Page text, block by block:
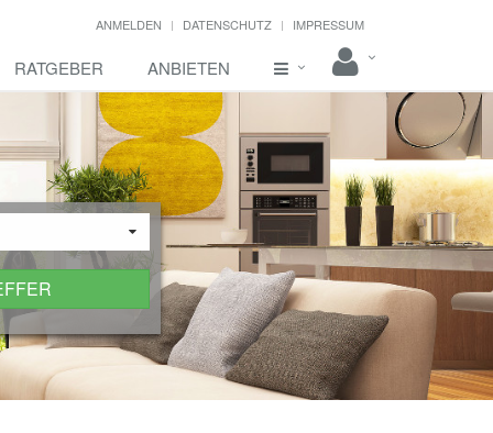
ANMELDEN DATENSCHUTZ IMPRESSUM
RATGEBER ANBIETEN